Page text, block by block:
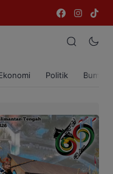
Politik Bumi